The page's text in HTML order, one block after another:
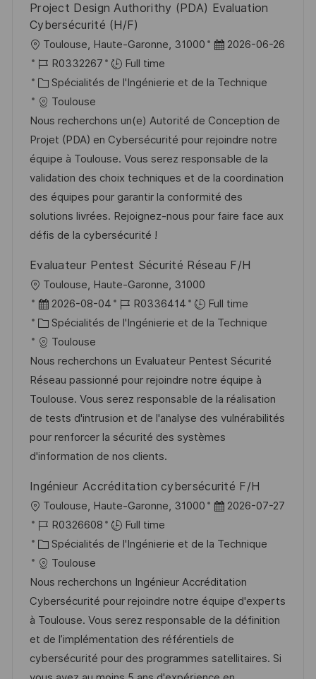
a
e
p
o
t
Project Design Authorithy (PDA) Evaluation
Cybersécurité (H/F)
o
c
a
l
i
s
a
t
i
o
Toulouse, Haute-Garonne, 31000
D
t
d
’
a
f
f
i
a
e
2026-06-26
R
é
f
é
r
e
n
c
e
d
p
o
s
t
e
R0332267
Full time
C
a
t
é
g
o
r
i
e
Spécialités de l'Ingénierie et de la Technique
Toulouse
Nous recherchons un(e) Autorité de Conception de
Projet (PDA) en Cybersécurité pour rejoindre notre
équipe à Toulouse. Vous serez responsable de la
validation des choix techniques et de la coordination
des équipes pour garantir la conformité des
solutions livrées. Rejoignez-nous pour faire face aux
défis de la cybersécurité !
Evaluateur Pentest Sécurité Réseau F/H
o
c
a
l
i
s
a
t
i
n
Toulouse, Haute-Garonne, 31000
D
a
t
e
d
’
a
f
f
c
h
a
g
e
2026-08-04
R
é
é
r
e
n
c
e
u
p
o
s
e
R0336414
Full time
C
a
t
é
g
o
r
i
Spécialités de l'Ingénierie et de la Technique
Toulouse
Nous recherchons un Evaluateur Pentest Sécurité
Réseau passionné pour rejoindre notre équipe à
Toulouse. Vous serez responsable de la réalisation
de tests d'intrusion et de l'analyse des vulnérabilités
pour renforcer la sécurité des systèmes
d'information de nos clients.
Ingénieur Accréditation cybersécurité F/H
o
c
a
l
i
s
a
t
Toulouse, Haute-Garonne, 31000
D
t
d
’
a
f
f
2026-07-27
R
é
f
é
r
e
n
c
R0326608
Full time
C
a
t
é
g
o
r
Spécialités de l'Ingénierie et de la Technique
Toulouse
Nous recherchons un Ingénieur Accréditation
Cybersécurité pour rejoindre notre équipe d'experts
à Toulouse. Vous serez responsable de la définition
et de l’implémentation des référentiels de
cybersécurité pour des programmes satellitaires. Si